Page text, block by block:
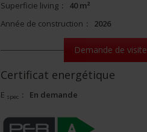
Superficie living :
40 m²
Année de construction : 2026
Demande de visite
Certificat energétique
E spec : En demande